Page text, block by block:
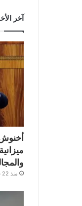
آخر
منذ 22 ساعة